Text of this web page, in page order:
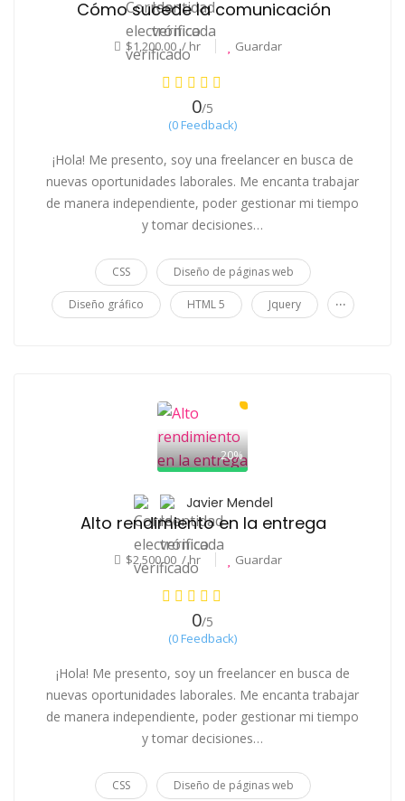
Cómo sucede la comunicación
$1,200.00 / hr Guardar
0/5
(0 Feedback)
¡Hola! Me presento, soy una freelancer en busca de
nuevas oportunidades laborales. Me encanta trabajar
de manera independiente, poder gestionar mi tiempo
y tomar decisiones…
CSS Diseño de páginas web
Diseño gráfico HTML 5 Jquery ...
20%
Javier Mendel
Alto rendimiento en la entrega
$2,500.00 / hr Guardar
0/5
(0 Feedback)
¡Hola! Me presento, soy un freelancer en busca de
nuevas oportunidades laborales. Me encanta trabajar
de manera independiente, poder gestionar mi tiempo
y tomar decisiones…
CSS Diseño de páginas web